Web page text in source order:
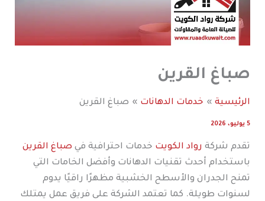
صباغ القرين
الرئيسية خدمات الدهانات صباغ القرين
5 يوليو، 2026
تقدم شركة رواد الكويت خدمات احترافية في صباغ القرين
باستخدام أحدث تقنيات الدهانات وأفضل الخامات التي
تمنح الجدران والأسطح الخشبية مظهرًا راقيًا يدوم
لسنوات طويلة. كما تعتمد الشركة على فريق عمل يمتلك